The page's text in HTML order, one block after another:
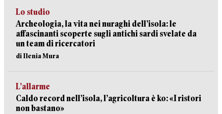
Lo studio
Archeologia, la vita nei nuraghi dell’isola: le
affascinanti scoperte sugli antichi sardi svelate da
un team di ricercatori
di Ilenia Mura
L’allarme
Caldo record nell’isola, l’agricoltura è ko: «I ristori
non bastano»